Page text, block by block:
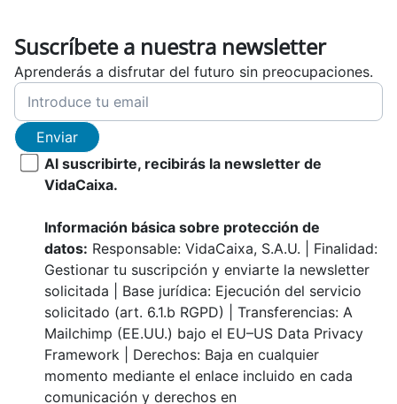
Suscríbete a nuestra newsletter
Aprenderás a disfrutar del futuro sin preocupaciones.
Enviar
Al suscribirte, recibirás la newsletter de
VidaCaixa.
Información básica sobre protección de
datos: Responsable: VidaCaixa, S.A.U. | Finalidad:
Gestionar tu suscripción y enviarte la newsletter
solicitada | Base jurídica: Ejecución del servicio
solicitado (art. 6.1.b RGPD) | Transferencias: A
Mailchimp (EE.UU.) bajo el EU–US Data Privacy
Framework | Derechos: Baja en cualquier
momento mediante el enlace incluido en cada
comunicación y derechos en